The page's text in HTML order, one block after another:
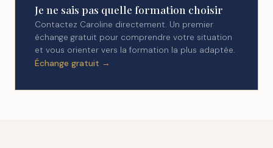
Je ne sais pas quelle formation choisir
Contactez Caroline directement. Un premier
échange gratuit pour comprendre votre situation
et vous orienter vers la formation la plus adaptée.
Échange gratuit →